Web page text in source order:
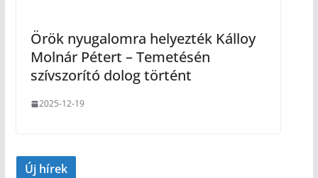
Örök nyugalomra helyezték Kálloy
Molnár Pétert – Temetésén
szívszorító dolog történt
2025-12-19
Új hírek